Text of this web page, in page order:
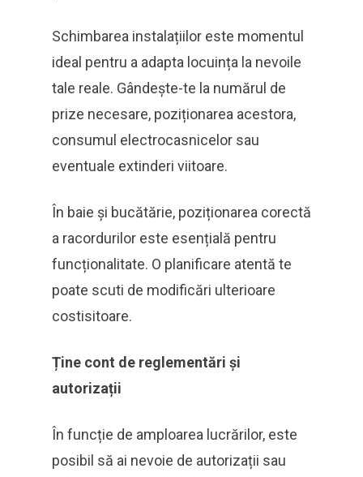
Schimbarea instalațiilor este momentul
ideal pentru a adapta locuința la nevoile
tale reale. Gândește-te la numărul de
prize necesare, poziționarea acestora,
consumul electrocasnicelor sau
eventuale extinderi viitoare.
În baie și bucătărie, poziționarea corectă
a racordurilor este esențială pentru
funcționalitate. O planificare atentă te
poate scuti de modificări ulterioare
costisitoare.
Ține cont de reglementări și
autorizații
În funcție de amploarea lucrărilor, este
posibil să ai nevoie de autorizații sau